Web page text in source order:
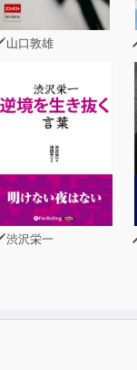
山口敦雄
渋沢栄一